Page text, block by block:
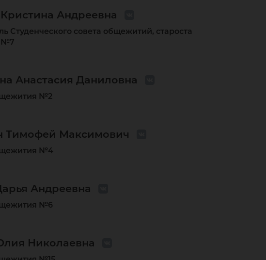
Андреевна
Студенческого совета общежитий, староста
№7
Анастасия Даниловна
№2
Тимофей Максимович
№4
Андреевна
№6
Николаевна